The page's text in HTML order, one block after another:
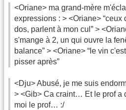
<Oriane> ma grand-mère
expressions : > <Oriane>
dos, parlent à mon cul” >
s'mange à 2, un qui ouvre la
balance” > <Oriane> “le vin
pisser après”
<Dju> Abusé, je me suis
> <Gib> Ca craint… Et le prof a
moi le prof… :/